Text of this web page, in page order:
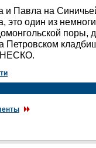
и Павла на
это один из
Петровском